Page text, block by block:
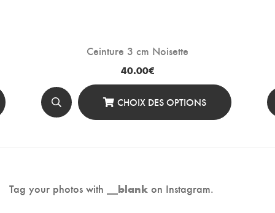
Ceinture 3 cm Noisette
40.00€
CHOIX DES OPTIONS
Ce
Variations.
Tag your photos with __blank on Instagram.